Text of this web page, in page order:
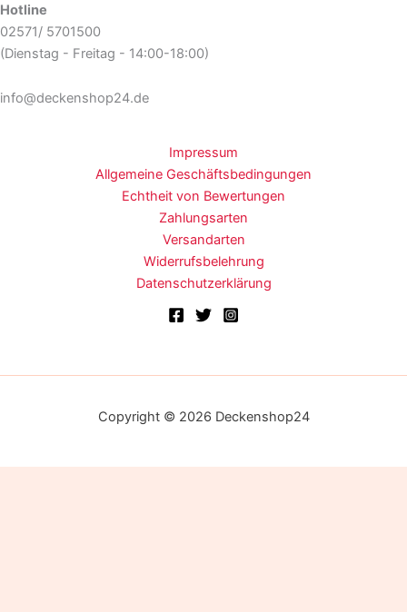
Hotline
02571/ 5701500
(Dienstag - Freitag - 14:00-18:00)
info@deckenshop24.de
Impressum
Allgemeine Geschäftsbedingungen
Echtheit von Bewertungen
Zahlungsarten
Versandarten
Widerrufsbelehrung
Datenschutzerklärung
Copyright © 2026 Deckenshop24